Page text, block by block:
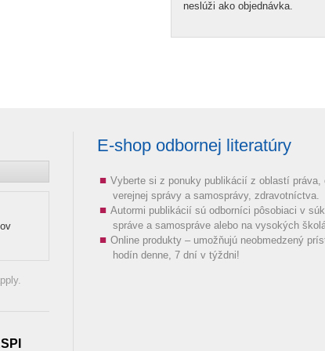
neslúži ako objednávka.
E-shop odbornej literatúry
Vyberte si z ponuky publikácií z oblastí práva,
verejnej správy a samosprávy, zdravotníctva.
Autormi publikácií sú odborníci pôsobiaci v
správe a samospráve alebo na vysokých
Online produkty – umožňujú neobmedzený
hodín denne, 7 dní v týždni!